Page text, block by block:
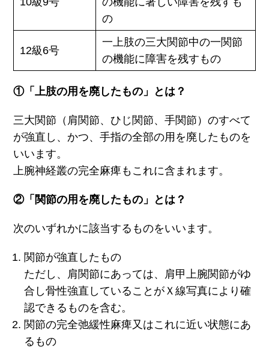
の
12級6号
一上肢の三大関節中の一関節
の機能に障害を残すもの
①「上肢の用を廃したもの」とは？
三大関節（肩関節、ひじ関節、手関節）のすべて
が強直し、かつ、手指の全部の用を廃したものを
いいます。
上腕神経叢の完全麻痺もこれに含まれます。
②「関節の用を廃したもの」とは？
次のいずれかに該当するものをいいます。
関節が強直したもの
ただし、肩関節にあっては、肩甲上腕関節がゆ
合し骨性強直していることがＸ線写真により確
認できるものを含む。
関節の完全弛緩性麻痺又はこれに近い状態にあ
るもの